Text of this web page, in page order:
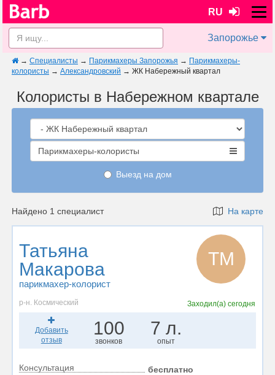
RU
Запорожье
→ Специалисты → Парикмахеры Запорожья → Парикмахеры-
колористы → Александровский → ЖК Набережный квартал
Колористы в Набережном квартале
Парикмахеры-колористы
Выезд на дом
Найдено 1 специалист На карте
Татьяна
Макарова
парикмахер-колорист
ТМ
р-н. Космический Заходил(а) сегодня
Добавить
отзыв
100
звонков
7 л.
опыт
Консультация бесплатно